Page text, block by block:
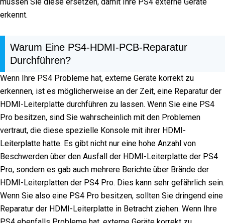
erkennt.
Warum Eine PS4-HDMI-PCB-Reparatur
Durchführen?
Wenn Ihre PS4 Probleme hat, externe Geräte korrekt zu
erkennen, ist es möglicherweise an der Zeit, eine Reparatur der
HDMI-Leiterplatte durchführen zu lassen. Wenn Sie eine PS4
Pro besitzen, sind Sie wahrscheinlich mit den Problemen
vertraut, die diese spezielle Konsole mit ihrer HDMI-
Leiterplatte hatte. Es gibt nicht nur eine hohe Anzahl von
Beschwerden über den Ausfall der HDMI-Leiterplatte der PS4
Pro, sondern es gab auch mehrere Berichte über Brände der
HDMI-Leiterplatten der PS4 Pro. Dies kann sehr gefährlich sein.
Wenn Sie also eine PS4 Pro besitzen, sollten Sie dringend eine
Reparatur der HDMI-Leiterplatte in Betracht ziehen. Wenn Ihre